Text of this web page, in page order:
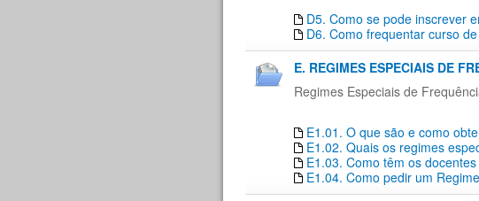
D5. Como se pode inscrever
D6. Como frequentar curso
E. REGIMES ESPECIAIS DE
Regimes Especiais de
E1.01. O que são e como
E1.02. Quais os regimes
E1.03. Como têm os
E1.04. Como pedir um